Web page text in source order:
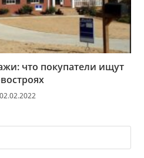
что покупатели ищут
02.02.2022